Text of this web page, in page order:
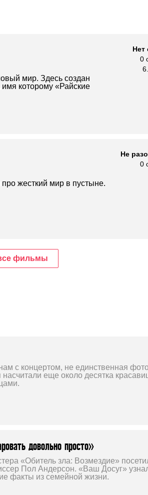
мир. Здесь создан
которому «Райские
Нет
0
жесткий мир в пустыне.
Не
0
фильмы
с концертом, не единственная
еще около десятка
довольно просто»
«Обитель зла: Возмездие»
Пол Андерсон. «Ваш Досуг»
факты из семейной жизни.